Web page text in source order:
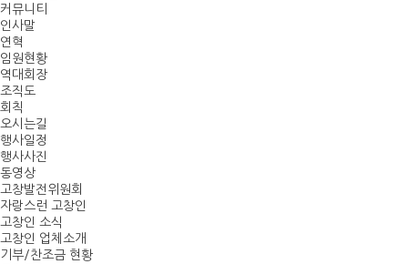
커뮤니티
인사말
연혁
임원현황
역대회장
조직도
회칙
오시는길
행사일정
행사사진
동영상
고창발전위원회
자랑스런 고창인
고창인 소식
고창인 업체소개
기부/찬조금 현황